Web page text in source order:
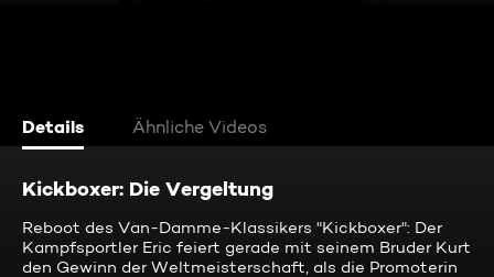
Details Ähnliche Videos
Kickboxer: Die Vergeltung
Reboot des Van-Damme-Klassikers "Kickboxer": Der
Kampfsportler Eric feiert gerade mit seinem Bruder Kurt
den Gewinn der Weltmeisterschaft, als die Promoterin